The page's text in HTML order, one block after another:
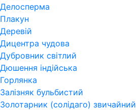
Делосперма
Плакун
Деревій
Дицентра чудова
Дубровник світлий
Дюшення індійська
Горлянка
Залізняк бульбистий
Золотарник (солідаго) звичайний